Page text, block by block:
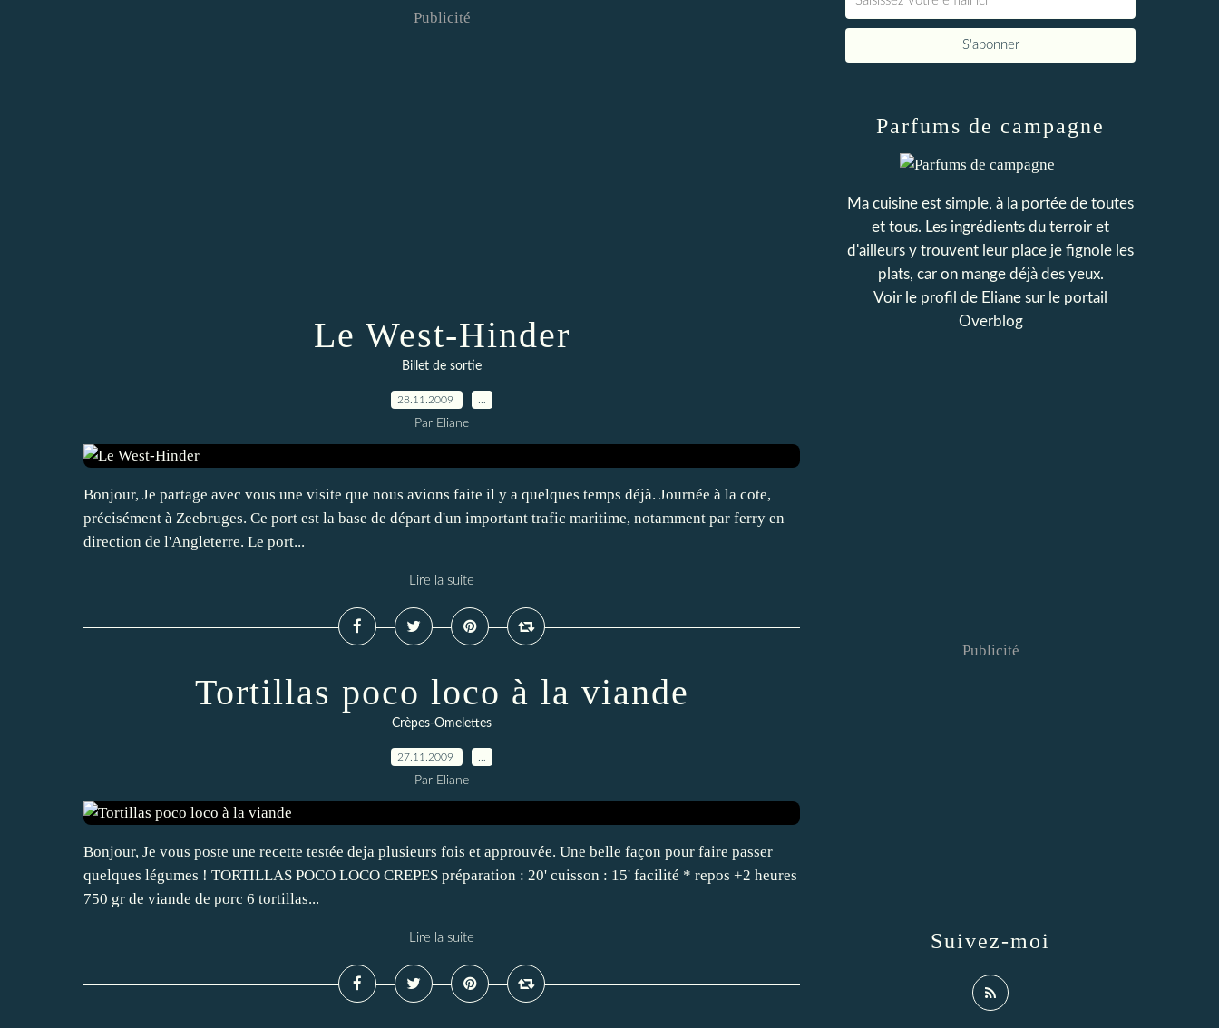
Publicité
Le West-Hinder
Billet de sortie
28.11.2009
Par Eliane
Bonjour, Je partage avec vous une visite que nous avions faite il y a quelques temps déjà. Journée à la cote,
précisément à Zeebruges. Ce port est la base de départ d'un important trafic maritime, notamment par ferry en
direction de l'Angleterre. Le port...
Lire la suite
Tortillas poco loco à la viande
Crèpes-Omelettes
27.11.2009
Par Eliane
Bonjour, Je vous poste une recette testée deja plusieurs fois et approuvée. Une belle façon pour faire passer
quelques légumes ! TORTILLAS POCO LOCO CREPES préparation : 20' cuisson : 15' facilité * repos +2 heures
750 gr de viande de porc 6 tortillas...
Lire la suite
Parfums de campagne
Ma cuisine est simple, à la portée de toutes
et tous. Les ingrédients du terroir et
d'ailleurs y trouvent leur place je fignole les
plats, car on mange déjà des yeux.
Voir le profil de Eliane sur le portail
Overblog
Suivez-moi
Publicité